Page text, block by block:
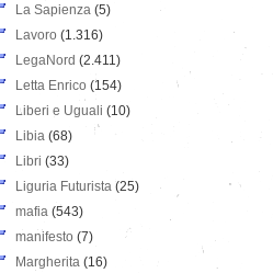
La Sapienza (5)
Lavoro (1.316)
LegaNord (2.411)
Letta Enrico (154)
Liberi e Uguali (10)
Libia (68)
Libri (33)
Liguria Futurista (25)
mafia (543)
manifesto (7)
Margherita (16)